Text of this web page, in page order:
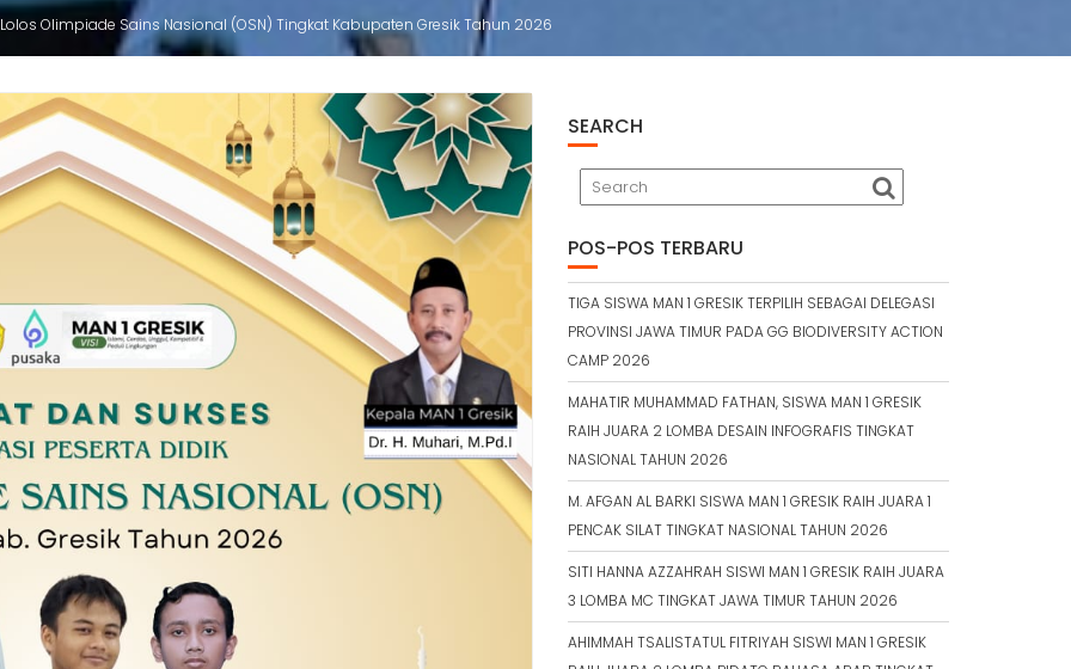
Lolos Olimpiade Sains Nasional (OSN) Tingkat Kabupaten Gresik Tahun 2026
SEARCH
POS-POS TERBARU
TIGA SISWA MAN 1 GRESIK TERPILIH SEBAGAI DELEGASI
PROVINSI JAWA TIMUR PADA GG BIODIVERSITY ACTION
CAMP 2026
MAHATIR MUHAMMAD FATHAN, SISWA MAN 1 GRESIK
RAIH JUARA 2 LOMBA DESAIN INFOGRAFIS TINGKAT
NASIONAL TAHUN 2026
M. AFGAN AL BARKI SISWA MAN 1 GRESIK RAIH JUARA 1
PENCAK SILAT TINGKAT NASIONAL TAHUN 2026
SITI HANNA AZZAHRAH SISWI MAN 1 GRESIK RAIH JUARA
3 LOMBA MC TINGKAT JAWA TIMUR TAHUN 2026
AHIMMAH TSALISTATUL FITRIYAH SISWI MAN 1 GRESIK